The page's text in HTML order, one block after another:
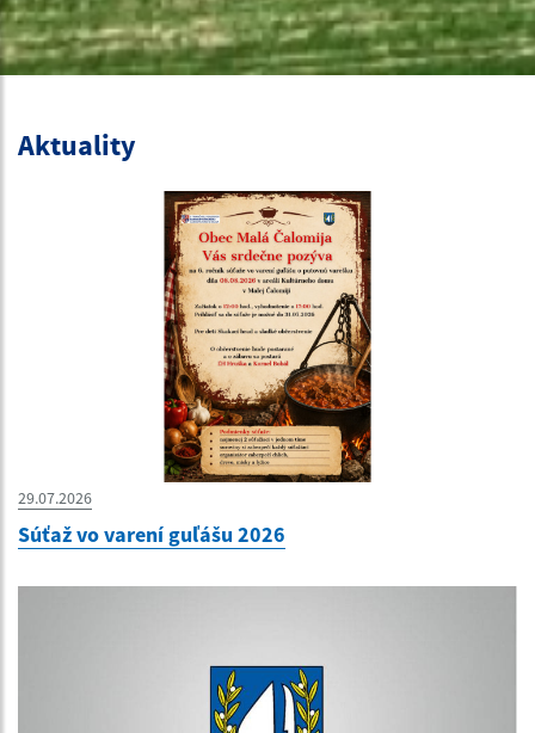
Aktuality
29.07.2026
Súťaž vo varení guľášu 2026